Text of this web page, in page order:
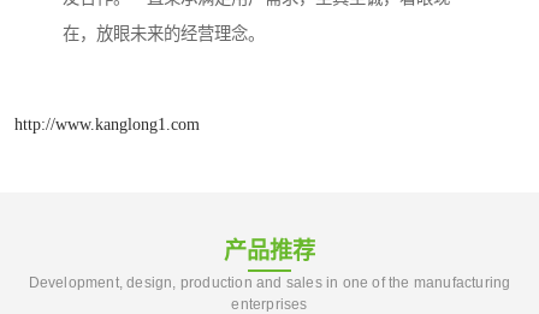
在，放眼未来的经营理念。
http://www.kanglong1.com
产品推荐
Development, design, production and sales in one of the manufacturing
enterprises